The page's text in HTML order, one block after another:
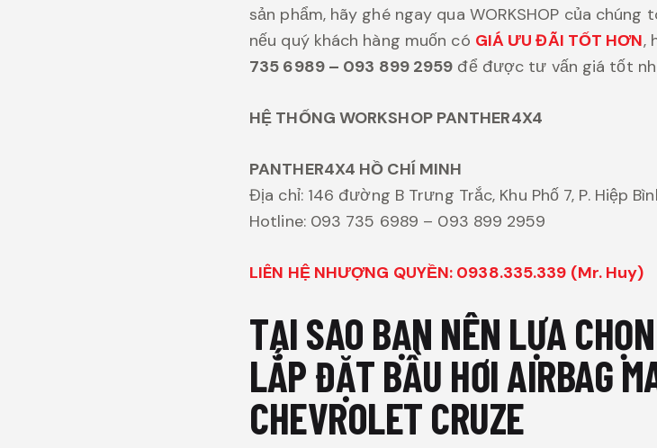
sản phẩm, hãy ghé ngay qua WORKSHOP của
nếu quý khách hàng muốn có GIÁ ƯU ĐÃI TỐT HƠN,
735 6989 – 093 899 2959 để được tư vấn giá tốt
HỆ THỐNG WORKSHOP PANTHER4X4
PANTHER4X4 HỒ CHÍ MINH
Địa chỉ: 146 đường B Trưng Trắc, Khu Phố 7, P. Hiệp
Hotline: 093 735 6989 – 093 899 2959
LIÊN HỆ NHƯỢNG QUYỀN: 0938.335.339 (Mr. Huy)
TẠI SAO BẠN NÊN LỰA
LẮP ĐẶT BẦU HƠI AIRBAG
CHEVROLET CRUZE